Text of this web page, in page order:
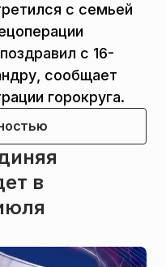
с семьей
с 16-
сообщает
горокруга.
в